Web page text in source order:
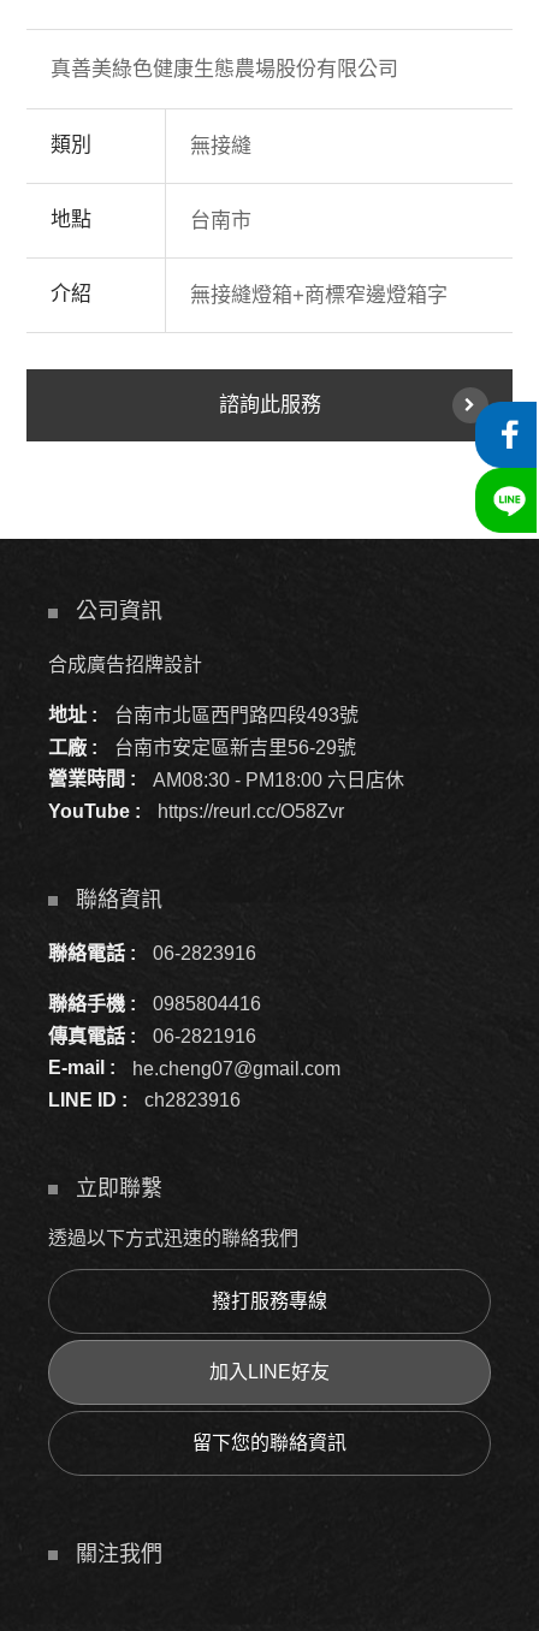
真善美綠色健康生態農場股份有限公司
類別 無接縫
地點 台南市
介紹 無接縫燈箱+商標窄邊燈箱字
諮詢此服務
公司資訊
合成廣告招牌設計
地址 :
台南市北區西門路四段493號
工廠 :
台南市安定區新吉里56-29號
營業時間 :
AM08:30 - PM18:00 六日店休
YouTube :
https://reurl.cc/O58Zvr
聯絡資訊
聯絡電話 : 06-2823916
聯絡手機 :
0985804416
傳真電話 :
06-2821916
E-mail :
he.cheng07@gmail.com
LINE ID :
ch2823916
立即聯繫
透過以下方式迅速的聯絡我們
撥打服務專線
加入LINE好友
留下您的聯絡資訊
關注我們